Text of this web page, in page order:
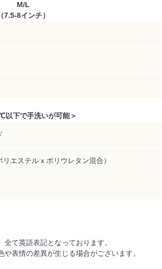
M/L
（7.5-8インチ）
以下で手洗いが可能＞
リエステル x ポリウレタン混合）
て英語表記となっております。
表情の差異が生じる場合がございます。